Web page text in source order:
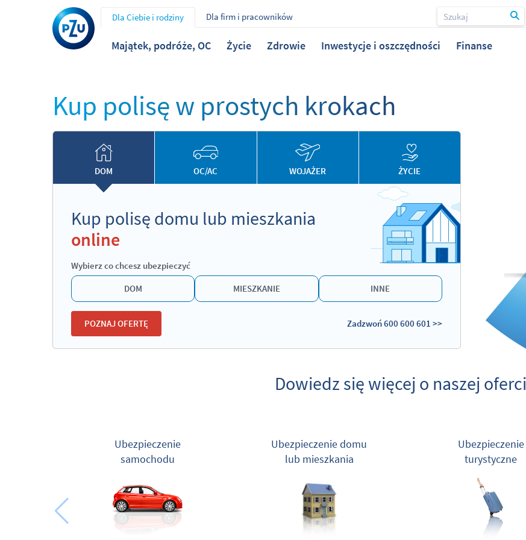
Dla Ciebie i rodziny Dla firm i pracowników
Majątek, podróże, OC Życie Zdrowie Inwestycje i oszczędności Finanse
Kup polisę w prostych krokach
DOM OC/AC WOJAŻER ŻYCIE
Kup polisę domu lub mieszkania
online
Wybierz co chcesz ubezpieczyć
DOM
MIESZKANIE INNE
POZNAJ OFERTĘ Zadzwoń600 600 601 >>
analitycznych
Dowiedz się więcej o naszej
Ubezpieczenie
samochodu
Ubezpieczenie domu
lub mieszkania
Ubezpieczenie
turystyczne